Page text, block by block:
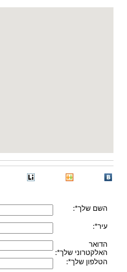
השם שלך*:
עיר*:
הדואר
האלקטרוני שלך*:
הטלפון שלך*: